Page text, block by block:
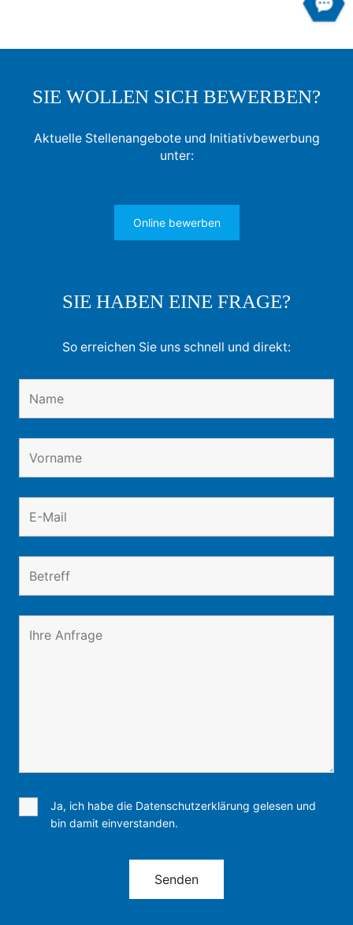
SIE WOLLEN SICH BEWERBEN?
Aktuelle Stellenangebote und Initiativbewerbung
unter:
Online bewerben
SIE HABEN EINE FRAGE?
So erreichen Sie uns schnell und direkt:
Ja, ich habe die Datenschutzerklärung gelesen und
bin damit einverstanden.